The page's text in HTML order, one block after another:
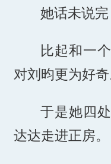
她话未说完
比起和一
对刘昀更为好奇
于是她四
达达走进正房。